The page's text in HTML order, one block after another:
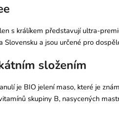
s králíkem představují ultra-
a jsou určené pro
složením
je BIO jelení maso, které je
skupiny B, nasycených